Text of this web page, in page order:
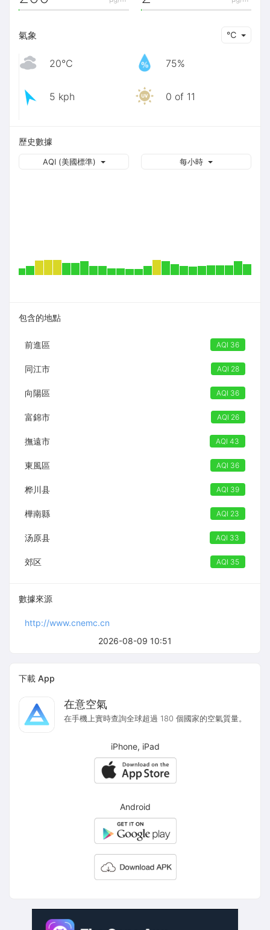
2026-08-09 10:51
氣象 ℃
20℃ 75%
5 kph 0 of 11
歷史數據
每小時
AQI (美國標準)
包含的地點
前進區 AQI 36
同江市 AQI 28
向陽區 AQI 36
富錦市 AQI 26
撫遠市 AQI 43
東風區 AQI 36
桦川县 AQI 39
樺南縣 AQI 23
汤原县 AQI 33
郊区 AQI 35
數據來源
http://www.cnemc.cn
下載 App
在意空氣
在手機上實時查詢全球超過 180 個國家的空氣質量。
iPhone, iPad
Android